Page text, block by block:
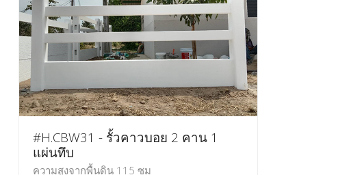
#H.CBW31 - รั้วคาวบอย 2 คาน 1
แผ่นทึบ
ความสูงจากพื้นดิน 115 ซม